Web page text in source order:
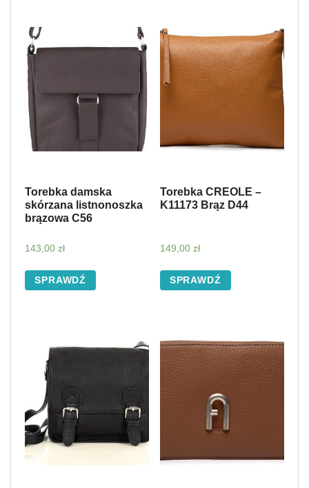
Torebka damska
skórzana listnonoszka
brązowa C56
143,00 zł
SPRAWDŹ
Torebka CREOLE –
K11173 Brąz D44
149,00 zł
SPRAWDŹ